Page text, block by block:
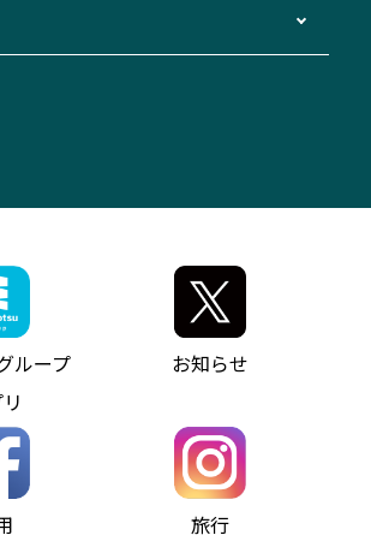
遊バスCANばす
ライン」（三重大学病院直通バ
ラッピングバス（鈴鹿管内）
える化
バス
ー交通広告
泉・金城ふ頭駅～中部国際空港
のご案内
明
ト予約
問
両運行管理
クション三重交通バスセット
グッズ
ー
新情報一覧
ース
方針
ディア運用ポリシー
のご利用にあたって
ループ
お知らせ
旅行